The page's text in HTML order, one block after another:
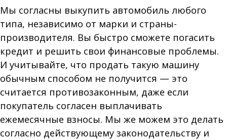
Мы согласны выкупить автомобиль любого
типа, независимо от марки и страны-
производителя. Вы быстро сможете погасить
кредит и решить свои финансовые проблемы.
И учитывайте, что продать такую машину
обычным способом не получится — это
считается противозаконным, даже если
покупатель согласен выплачивать
ежемесячные взносы. Мы же можем это делать
согласно действующему законодательству и